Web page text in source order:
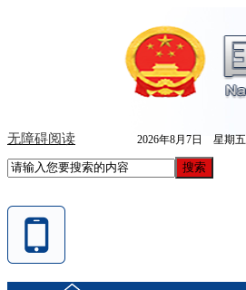
无障碍阅读 2026年8月7日 星期五